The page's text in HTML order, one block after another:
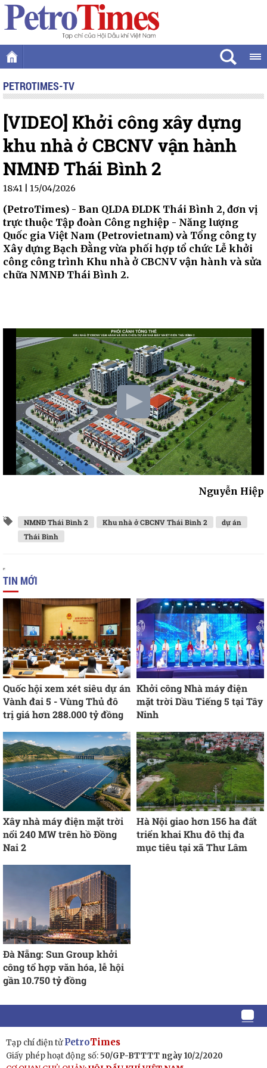
PETROTIMES-TV
[VIDEO] Khởi công xây dựng
khu nhà ở CBCNV vận hành
NMNĐ Thái Bình 2
18:41 | 15/04/2026
(PetroTimes) - Ban QLDA ĐLDK Thái Bình 2, đơn vị
trực thuộc Tập đoàn Công nghiệp - Năng lượng
Quốc gia Việt Nam (Petrovietnam) và Tổng công ty
Xây dựng Bạch Đằng vừa phối hợp tổ chức Lễ khởi
công công trình Khu nhà ở CBCNV vận hành và sửa
chữa NMNĐ Thái Bình 2.
Nguyễn Hiệp
NMNĐ Thái Bình 2 Khu nhà ở CBCNV Thái Bình 2
dự án
Thái Bình
TIN MỚI
Quốc hội xem xét siêu dự án
Vành đai 5 - Vùng Thủ đô
trị giá hơn 288.000 tỷ đồng
Khởi công Nhà máy điện
mặt trời Dầu Tiếng 5 tại Tây
Ninh
Xây nhà máy điện mặt trời
nổi 240 MW trên hồ Đồng
Nai 2
Hà Nội giao hơn 156 ha đất
triển khai Khu đô thị đa
mục tiêu tại xã Thư Lâm
Đà Nẵng: Sun Group khởi
công tổ hợp văn hóa, lễ hội
gần 10.750 tỷ đồng
Tạp chí điện tửPetroTimes
Giấy phép hoạt động số: 50/GP-BTTTT ngày 10/2/2020